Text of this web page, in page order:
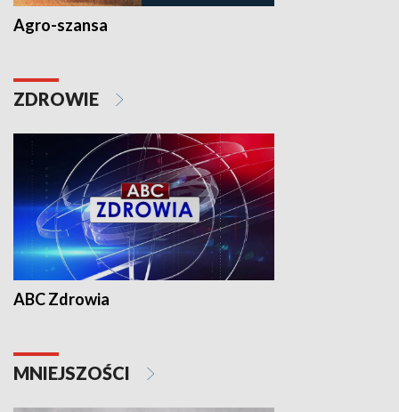
Agro-szansa
ZDROWIE
ABC Zdrowia
MNIEJSZOŚCI